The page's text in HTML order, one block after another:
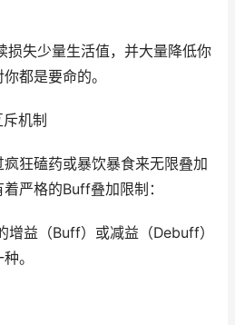
损失少量生活值，并大量降低你
都是要命的。
机制
狂磕药或暴饮暴食来无限叠加
严格的Buff叠加限制：
增益（Buff）或减益（Debuff）
。